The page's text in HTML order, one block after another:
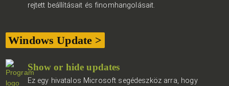
rejtett beállításait és finomhangolásait.
Windows Update >
Show or hide updates
Ez egy hivatalos Microsoft segédeszköz arra, hogy